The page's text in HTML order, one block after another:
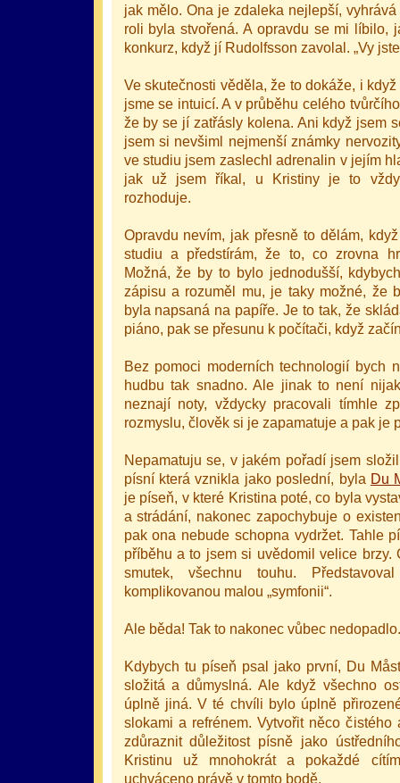
jak mělo. Ona je zdaleka nejlepší,
roli byla stvořená. A opravdu se mi líbilo,
konkurz, když jí Rudolfsson zavolal. „Vy
Ve skutečnosti věděla, že to dokáže, i
jsme se intuicí. A v průběhu celého
že by se jí zatřásly kolena. Ani když jsem
jsem si nevšiml nejmenší známky
ve studiu jsem zaslechl adrenalin v jejím
jak už jsem říkal, u Kristiny je to
rozhoduje.
Opravdu nevím, jak přesně to dělám,
studiu a předstírám, že to, co zrovna
Možná, že by to bylo jednodušší,
zápisu a rozuměl mu, je taky možné, že
byla napsaná na papíře. Je to tak, že
piáno, pak se přesunu k počítači, když
Bez pomoci moderních technologií bych
hudbu tak snadno. Ale jinak to není
neznají noty, vždycky pracovali tímhle
rozmyslu, člověk si je zapamatuje a pak je
Nepamatuju se, v jakém pořadí jsem
písní která vznikla jako poslední, byla Du
je píseň, v které Kristina poté, co byla
a strádání, nakonec zapochybuje o
pak ona nebude schopna vydržet. Tahle
příběhu a to jsem si uvědomil velice
smutek, všechnu touhu.
komplikovanou malou „symfonii“.
Ale běda! Tak to nakonec vůbec nedopadlo.
Kdybych tu píseň psal jako první, Du
složitá a důmyslná. Ale když všechno
úplně jiná. V té chvíli bylo úplně
slokami a refrénem. Vytvořit něco
zdůraznit důležitost písně jako
Kristinu už mnohokrát a pokaždé
uchváceno právě v tomto bodě.